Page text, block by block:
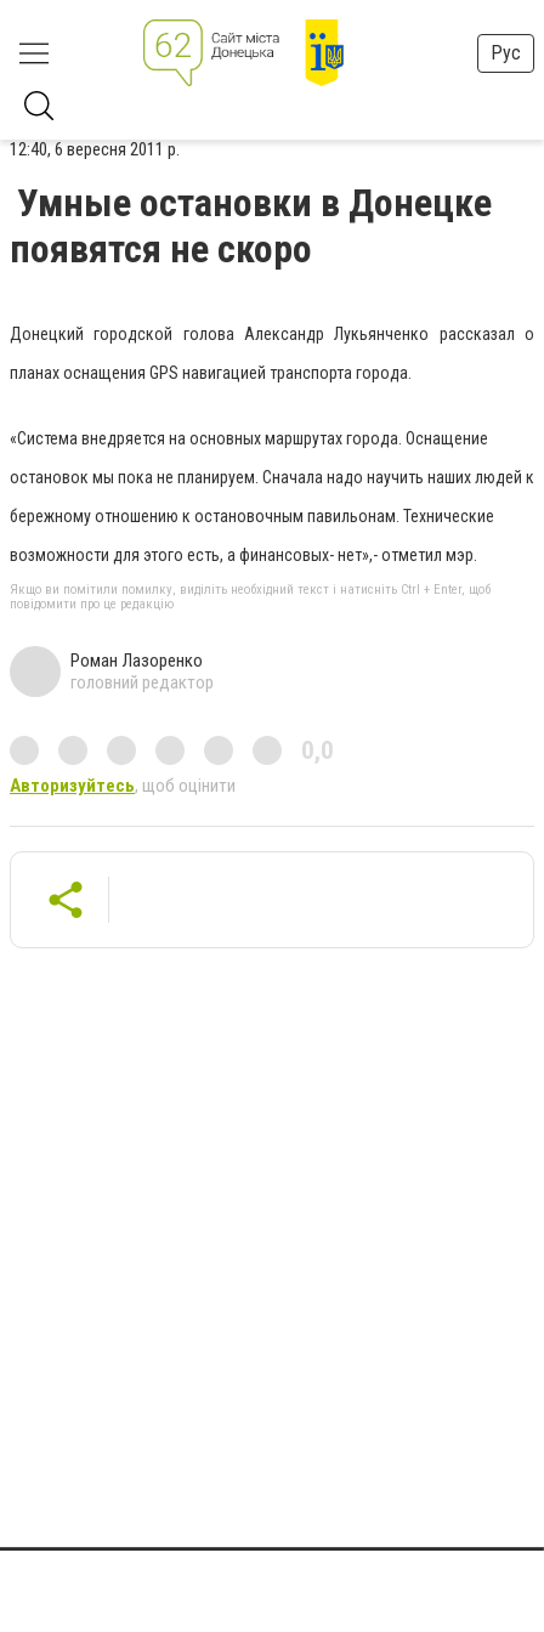
Рус
12:40, 6 вересня 2011 р.
Умные остановки в Донецке
появятся не скоро
Донецкий городской голова Александр Лукьянченко рассказал о
планах оснащения GPS навигацией транспорта города.
«Система внедряется на основных маршрутах города. Оснащение
остановок мы пока не планируем. Сначала надо научить наших людей к
бережному отношению к остановочным павильонам. Технические
возможности для этого есть, а финансовых- нет»,- отметил мэр.
Якщо ви помітили помилку, виділіть необхідний текст і натисніть Ctrl + Enter, щоб
повідомити про це редакцію
Роман Лазоренко
головний редактор
0,0
Авторизуйтесь, щоб оцінити